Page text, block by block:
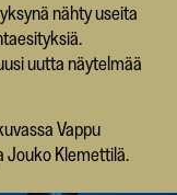
nähty useita
uutta näytelmää
Vappu
Jouko Klemettilä.